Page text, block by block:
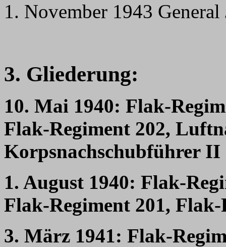
1. November 1943 General
3. Gliederung:
10. Mai 1940: Flak-
Flak-Regiment 202,
Korpsnachschubführer II
1. August 1940: Flak-
Flak-Regiment 201, Flak-
3. März 1941: Flak-